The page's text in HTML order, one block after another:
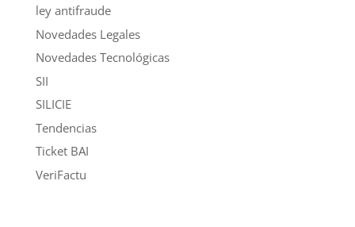
ley antifraude
Novedades Legales
Novedades Tecnológicas
SII
SILICIE
Tendencias
Ticket BAI
VeriFactu